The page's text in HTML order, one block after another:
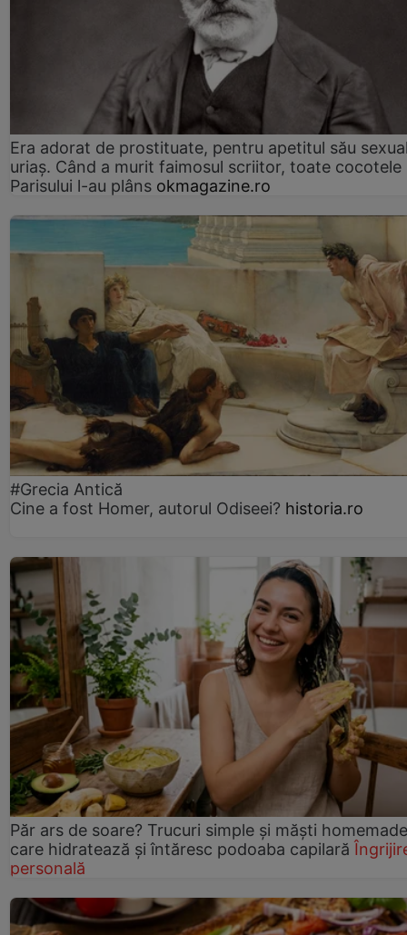
Era adorat de prostituate, pentru apetitul său
uriaș. Când a murit faimosul scriitor, toate cocotele
Parisului l-au plâns okmagazine.ro
#Grecia Antică
Cine a fost Homer, autorul Odiseei? historia.ro
Păr ars de soare? Trucuri simple și măști homemade
care hidratează și întăresc podoaba capilară
personală